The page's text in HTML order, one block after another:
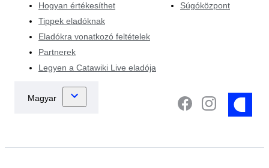
Hogyan értékesíthet
Tippek eladóknak
Eladókra vonatkozó feltételek
Partnerek
Legyen a Catawiki Live eladója
Súgóközpont